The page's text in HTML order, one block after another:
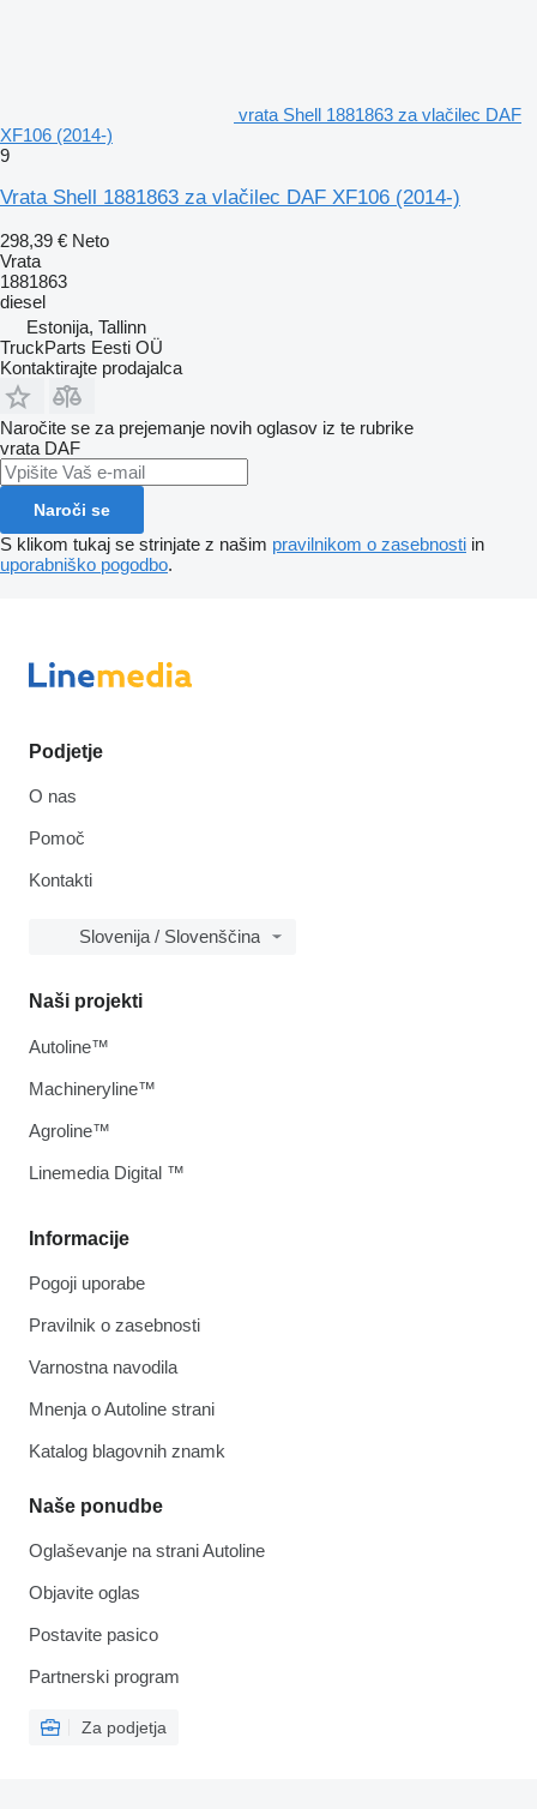
vrata Shell 1881863 za vlačilec DAF
XF106 (2014-)
9
Vrata Shell 1881863 za vlačilec DAF XF106 (2014-)
298,39 € Neto
Vrata
1881863
diesel
Estonija, Tallinn
TruckParts Eesti OÜ
Kontaktirajte prodajalca
Naročite se za prejemanje novih oglasov iz te rubrike
vrata DAF
Naroči se
S klikom tukaj se strinjate z našim pravilnikom o zasebnosti in
uporabniško pogodbo.
Podjetje
O nas
Pomoč
Kontakti
Slovenija / Slovenščina
Informacije
Pogoji uporabe
Pravilnik o zasebnosti
Varnostna navodila
Mnenja o Autoline strani
Katalog blagovnih znamk
Naše ponudbe
Oglaševanje na strani Autoline
Objavite oglas
Postavite pasico
Partnerski program
Za podjetja
Naši projekti
Autoline™
Machineryline™
Agroline™
Linemedia Digital ™